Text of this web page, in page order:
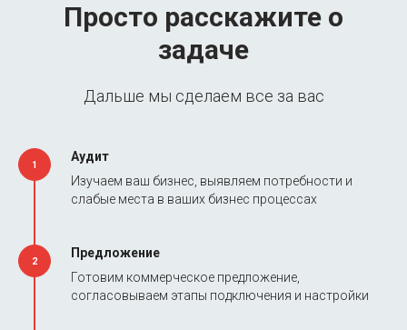
Просто расскажите о
задаче
Дальше мы сделаем все за вас
1
Аудит
Изучаем ваш бизнес, выявляем потребности и
слабые места в ваших бизнес процессах
2
Предложение
Готовим коммерческое предложение,
согласовываем этапы подключения и настройки